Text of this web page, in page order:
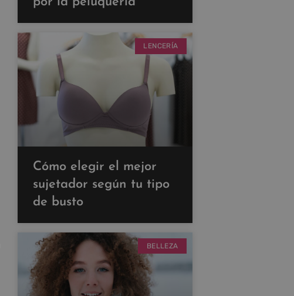
LENCERÍA
Cómo elegir el mejor
sujetador según tu tipo
de busto
BELLEZA